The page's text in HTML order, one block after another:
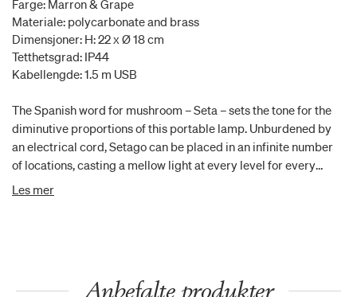
Farge: Marron & Grape
Materiale: polycarbonate and brass
Dimensjoner: H: 22 x Ø 18 cm
Tetthetsgrad: IP44
Kabellengde: 1.5 m USB
The Spanish word for mushroom – Seta – sets the tone for the
diminutive proportions of this portable lamp. Unburdened by
an electrical cord, Setago can be placed in an infinite number
of locations, casting a mellow light at every level for every
occasion.
Les mer
Anbefalte produkter